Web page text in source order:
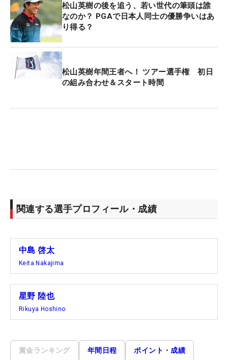
松山英樹の後を追う、若い世代の筆頭は誰
なのか？ PGAで日本人同士の優勝争いはあ
り得る？
松山英樹年間王者へ！ ツアー選手権 初日
の組み合わせ＆スタート時間
関連する選手プロフィール・成績
中島 啓太
Keita Nakajima
星野 陸也
Rikuya Hoshino
賞金ランキング 年間日程 ポイント・成績